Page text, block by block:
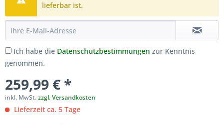
lieferbar ist.
Ich habe die Datenschutzbestimmungen zur Kenntnis
genommen.
259,99 € *
inkl. MwSt.zzgl. Versandkosten
Lieferzeit ca. 5 Tage